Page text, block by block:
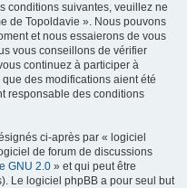
conditions suivantes, veuillez ne
de Topoldavie ». Nous pouvons
et nous essaierons de vous
vous conseillons de vérifier
continuez à participer à
des modifications aient été
responsable des conditions
ci-après par « logiciel
de forum de discussions
GNU 2.0 » et qui peut être
Le logiciel phpBB a pour seul but